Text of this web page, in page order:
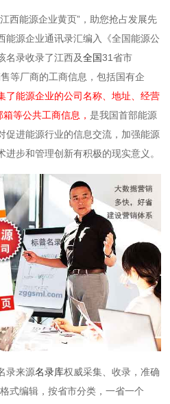
西能源企业黄页”，助您抢占发展先
能源企业通讯录汇编入《全国能源公
名录收录了江西及全国31省市
等厂商的工商信息，包括国有企
了能源企业的公司名称、地址、经营
箱等公共工商信息，是我国首部能源
促进能源行业的信息交流，加强能源
步和管理创新有积极的现实意义。
录来源名录库权威采集、收录，准确
式编辑，按省市分类，一省一个